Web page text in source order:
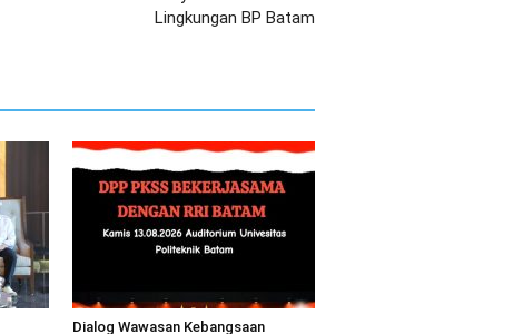
Lingkungan BP Batam
Dialog Wawasan Kebangsaan